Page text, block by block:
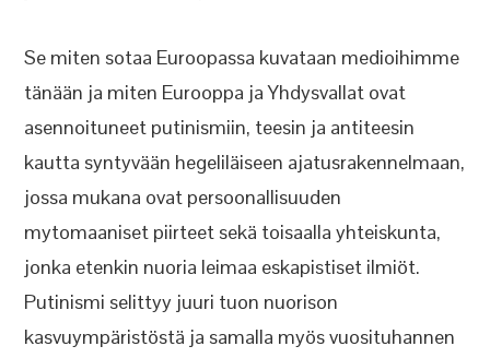
Se miten sotaa Euroopassa kuvataan medioihimme
tänään ja miten Eurooppa ja Yhdysvallat ovat
asennoituneet putinismiin, teesin ja antiteesin
kautta syntyvään hegeliläiseen ajatusrakennelmaan,
jossa mukana ovat persoonallisuuden
mytomaaniset piirteet sekä toisaalla yhteiskunta,
jonka etenkin nuoria leimaa eskapistiset ilmiöt.
Putinismi selittyy juuri tuon nuorison
kasvuympäristöstä ja samalla myös vuosituhannen